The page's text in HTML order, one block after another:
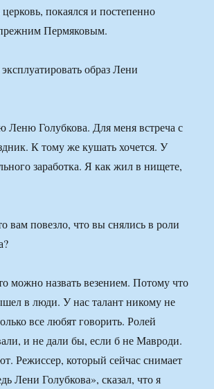
покаялся и постепенно
Пермяковым.
образ Лени
Леню Голубкова. Для меня встреча с
К тому же кушать хочется. У
заработка. Я как жил в нищете,
вам повезло, что вы снялись в роли
можно назвать везением. Потому что
в люди. У нас талант никому не
все любят говорить. Ролей
и не дали бы, если б не Мавроди.
Режиссер, который сейчас снимает
Лени Голубкова», сказал, что я